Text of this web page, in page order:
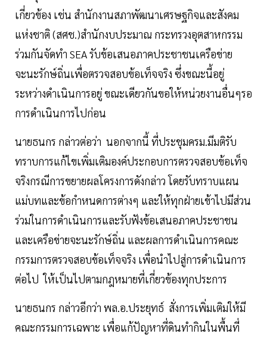
เกี่ยวข้อง เช่น สำนักงานสภาพัฒนาเศรษฐกิจและสังคม
แห่งชาติ (สศช.)สำนักงบประมาณ กระทรวงอุตสาหกรรม
ร่วมกันจัดทำ SEA รับข้อเสนอภาคประชาชนเครือข่าย
จะนะรักษ์ถิ่นเพื่อตรวจสอบข้อเท็จจริง ซึ่งขณะนี้อยู่
ระหว่างดำเนินการอยู่ ขณะเดียวกันขอให้หน่วยงานอื่นๆรอ
การดำเนินการไปก่อน
นายธนกร กล่าวต่อว่า นอกจากนี้ ที่ประชุมครม.มีมติรับ
ทราบการแก้ไขเพิ่มเติมองค์ประกอบการตรวจสอบข้อเท็จ
จริงกรณีการขยายผลโครงการดังกล่าว โดยรับทราบแผน
แม่บทและข้อกำหนดการต่างๆ และให้ทุกฝ่ายเข้าไปมีส่วน
ร่วมในการดำเนินการและรับฟังข้อเสนอภาคประชาชน
และเครือข่ายจะนะรักษ์ถิ่น และผลการดำเนินการคณะ
กรรมการตรวจสอบข้อเท็จจริง เพื่อนำไปสู่การดำเนินการ
ต่อไป ให้เป็นไปตามกฎหมายที่เกี่ยวข้องทุกประการ
นายธนกร กล่าวอีกว่า พล.อ.ประยุทธ์ สั่งการเพิ่มเติมให้มี
คณะกรรมการเฉพาะ เพื่อแก้ปัญหาที่ดินทำกินในพื้นที่